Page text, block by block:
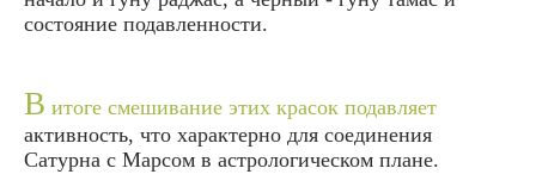
состояние подавленности.
В итоге смешивание этих красок подавляет
активность, что характерно для соединения
Сатурна с Марсом в астрологическом плане.